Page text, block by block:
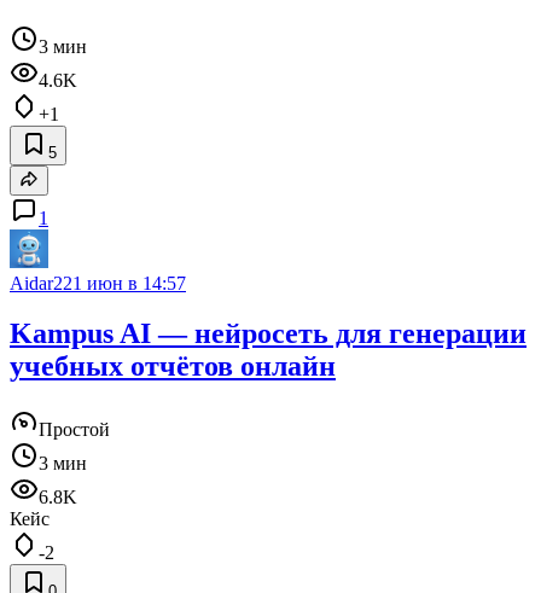
3 мин
4.6K
+1
5
1
Aidar221 июн в 14:57
Kampus AI — нейросеть для генерации
учебных отчётов онлайн
Простой
3 мин
6.8K
Кейс
-2